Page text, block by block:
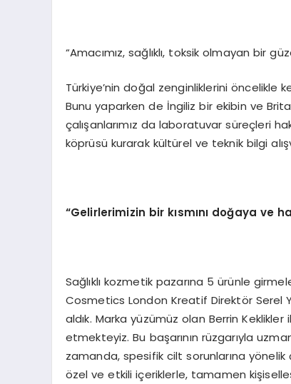
“Amacımız, sağlıklı, toksik olmayan bir
Türkiye’nin doğal zenginliklerini öncelikle
Bunu yaparken de İngiliz bir ekibin ve
çalışanlarımız da laboratuvar süreçleri
köprüsü kurarak kültürel ve teknik bilgi
“Gelirlerimizin bir kısmını doğaya ve
Sağlıklı kozmetik pazarına 5 ürünle
Cosmetics London Kreatif Direktör Serel
aldık. Marka yüzümüz olan Berrin Keklikler
etmekteyiz. Bu başarının rüzgarıyla
zamanda, spesifik cilt sorunlarına
özel ve etkili içeriklerle, tamamen